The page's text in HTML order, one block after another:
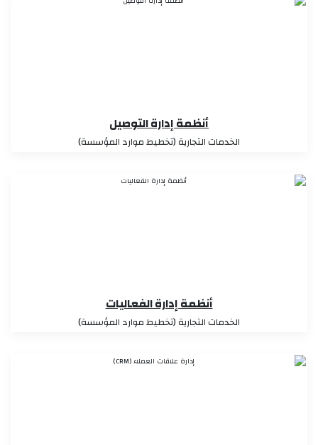
أنظمة إدارة التوصيل
الخدمات التجارية (تخطيط موارد المؤسسة)
أنظمة إدارة الفعاليات
الخدمات التجارية (تخطيط موارد المؤسسة)